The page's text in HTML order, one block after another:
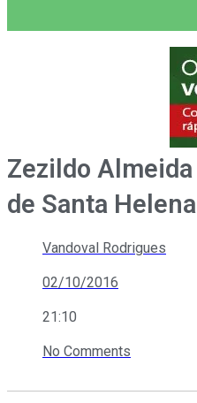
Zezildo
de Santa
Vandoval Rodrigues
02/10/2016
21:10
No Comments